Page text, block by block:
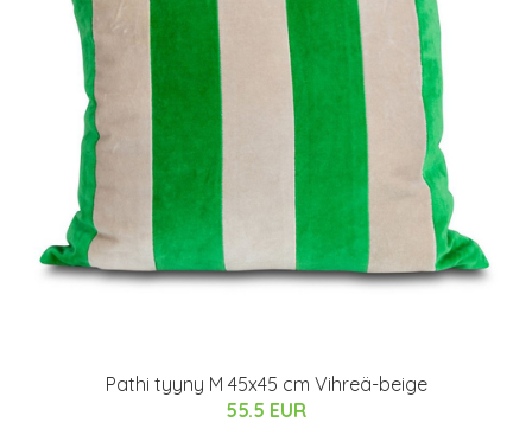
Pathi tyyny M 45x45 cm Vihreä-beige
55.5 EUR